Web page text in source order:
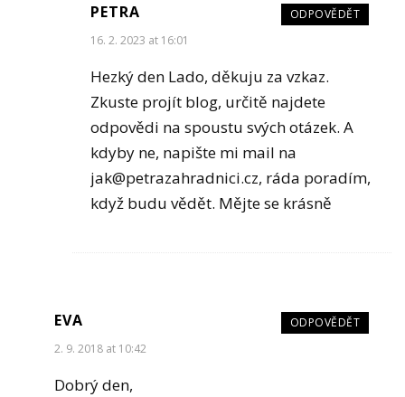
ODPOVĚDĚT
PETRA
16. 2. 2023 at 16:01
Hezký den Lado, děkuju za vzkaz.
Zkuste projít blog, určitě najdete
odpovědi na spoustu svých otázek. A
kdyby ne, napište mi mail na
jak@petrazahradnici.cz, ráda poradím,
když budu vědět. Mějte se krásně
ODPOVĚDĚT
EVA
2. 9. 2018 at 10:42
Dobrý den,